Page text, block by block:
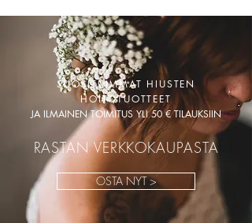
SUOSITUIMMAT HIUSTEN
HOITOTUOTTEET
JA ILMAINEN TOIMITUS YLI 50 € TILAUKSIIN
RASTAN VERKKOKAUPASTA
OSTA NYT >